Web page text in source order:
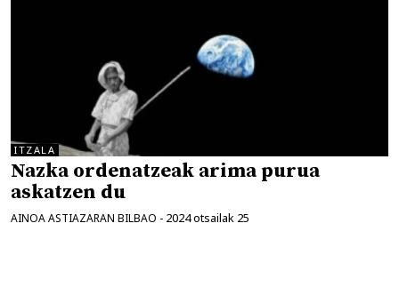
ITZALA
Nazka ordenatzeak arima purua
askatzen du
AINOA ASTIAZARAN BILBAO - 2024 otsailak 25